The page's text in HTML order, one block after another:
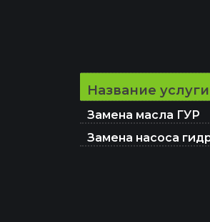
Название услуги
Замена масла ГУР
Замена насоса